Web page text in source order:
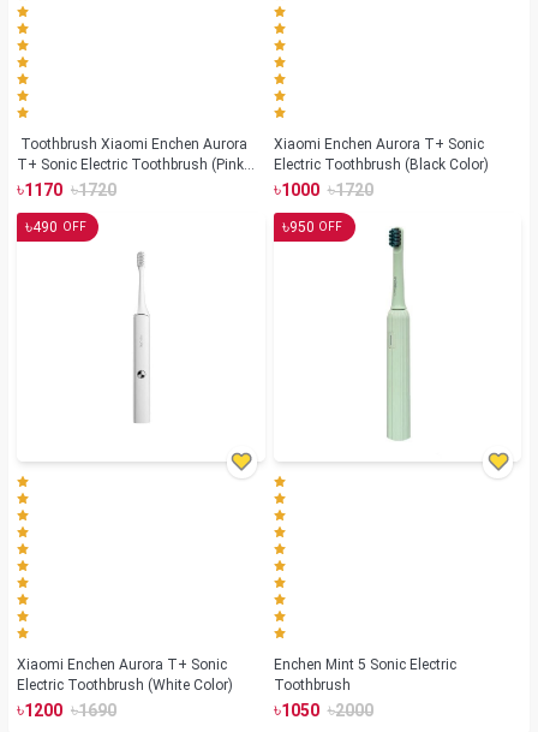
Toothbrush Xiaomi Enchen Aurora
T+ Sonic Electric Toothbrush (Pink
Color)
৳1170 ৳1720
Xiaomi Enchen Aurora T+ Sonic
Electric Toothbrush (Black Color)
৳1000 ৳1720
৳490 OFF
Xiaomi Enchen Aurora T+ Sonic
Electric Toothbrush (White Color)
৳1200 ৳1690
৳950 OFF
Enchen Mint 5 Sonic Electric
Toothbrush
৳1050 ৳2000